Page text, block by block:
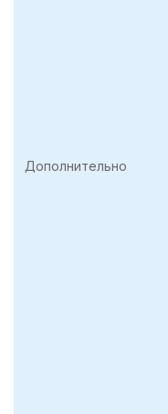
Дополнительно